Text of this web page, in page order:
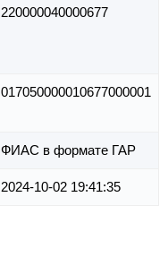
220000040000677
017050000010677000001
ФИАС в формате ГАР
2024-10-02 19:41:35